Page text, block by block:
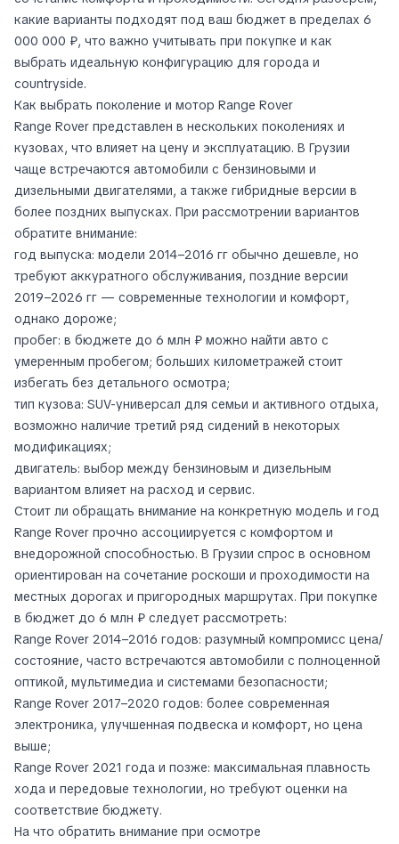
какие варианты подходят под ваш бюджет в пределах 6
000 000 ₽, что важно учитывать при покупке и как
выбрать идеальную конфигурацию для города и
countryside.
Как выбрать поколение и мотор Range Rover
Range Rover представлен в нескольких поколениях и
кузовах, что влияет на цену и эксплуатацию. В Грузии
чаще встречаются автомобили с бензиновыми и
дизельными двигателями, а также гибридные версии в
более поздних выпусках. При рассмотрении вариантов
обратите внимание:
год выпуска: модели 2014–2016 гг обычно дешевле, но
требуют аккуратного обслуживания, поздние версии
2019–2026 гг — современные технологии и комфорт,
однако дороже;
пробег: в бюджете до 6 млн ₽ можно найти авто с
умеренным пробегом; больших километражей стоит
избегать без детального осмотра;
тип кузова: SUV-универсал для семьи и активного отдыха,
возможно наличие третий ряд сидений в некоторых
модификациях;
двигатель: выбор между бензиновым и дизельным
вариантом влияет на расход и сервис.
Стоит ли обращать внимание на конкретную модель и год
Range Rover прочно ассоциируется с комфортом и
внедорожной способностью. В Грузии спрос в основном
ориентирован на сочетание роскоши и проходимости на
местных дорогах и пригородных маршрутах. При покупке
в бюджет до 6 млн ₽ следует рассмотреть:
Range Rover 2014–2016 годов: разумный компромисс цена/
состояние, часто встречаются автомобили с полноценной
оптикой, мультимедиа и системами безопасности;
Range Rover 2017–2020 годов: более современная
электроника, улучшенная подвеска и комфорт, но цена
выше;
Range Rover 2021 года и позже: максимальная плавность
хода и передовые технологии, но требуют оценки на
соответствие бюджету.
На что обратить внимание при осмотре